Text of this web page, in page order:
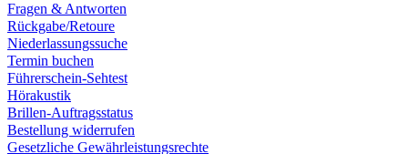
Fragen & Antworten
Rückgabe/Retoure
Niederlassungssuche
Termin buchen
Führerschein-Sehtest
Hörakustik
Brillen-Auftragsstatus
Bestellung widerrufen
Gesetzliche Gewährleistungsrechte